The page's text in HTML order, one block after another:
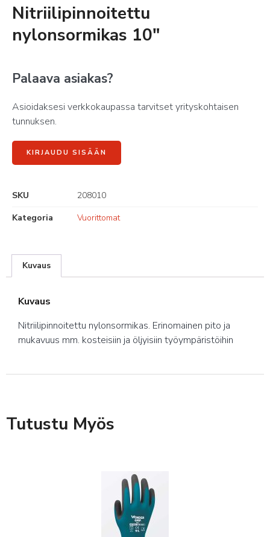
Nitriilipinnoitettu
nylonsormikas 10″
Palaava asiakas?
Asioidaksesi verkkokaupassa tarvitset yrityskohtaisen
tunnuksen.
KIRJAUDU SISÄÄN
SKU
208010
Kategoria
Vuorittomat
Kuvaus
Kuvaus
Nitriilipinnoitettu nylonsormikas. Erinomainen pito ja
mukavuus mm. kosteisiin ja öljyisiin työympäristöihin
Tutustu Myös